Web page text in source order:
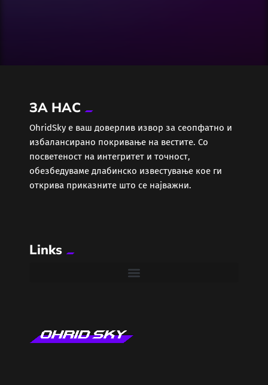
Еротика
Забава
Здравје
Колумни
Лајфстајл
ЗА НАС
ОhridSky е ваш доверлив извор за сеопфатно и
избалансирано покривање на вестите. Со
посветеност на интегритет и точност,
обезбедуваме длабинско известување кое ги
открива приказните што се најважни.
Links